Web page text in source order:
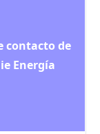
contacto de
Energía